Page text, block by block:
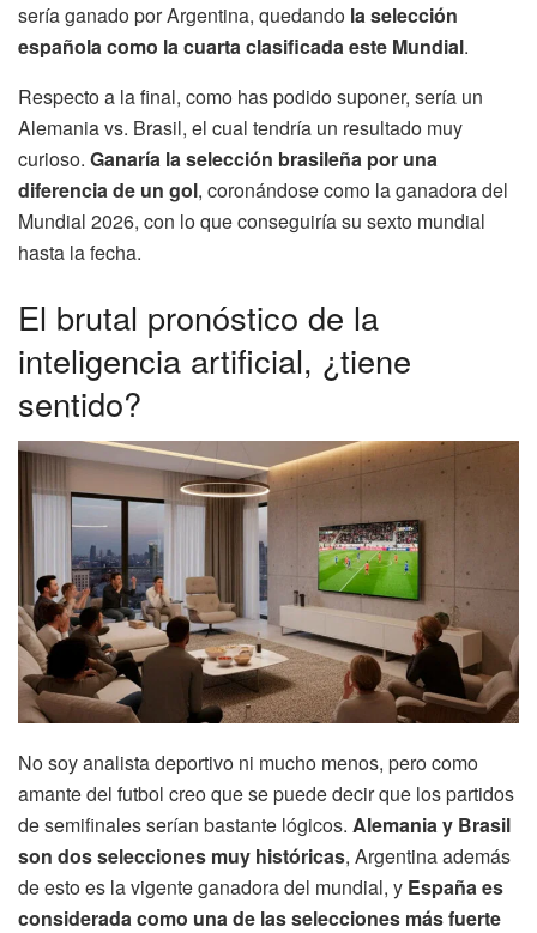
sería ganado por Argentina, quedando la selección
española como la cuarta clasificada este Mundial.
Respecto a la final, como has podido suponer, sería un
Alemania vs. Brasil, el cual tendría un resultado muy
curioso. Ganaría la selección brasileña por una
diferencia de un gol, coronándose como la ganadora del
Mundial 2026, con lo que conseguiría su sexto mundial
hasta la fecha.
El brutal pronóstico de la
inteligencia artificial, ¿tiene
sentido?
No soy analista deportivo ni mucho menos, pero como
amante del futbol creo que se puede decir que los partidos
de semifinales serían bastante lógicos. Alemania y Brasil
son dos selecciones muy históricas, Argentina además
de esto es la vigente ganadora del mundial, y España es
considerada como una de las selecciones más fuerte